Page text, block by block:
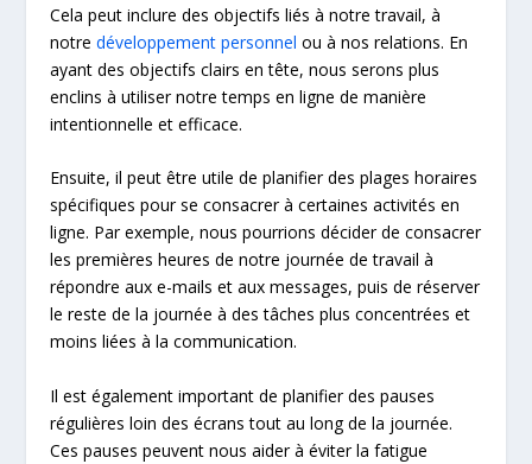
Cela peut inclure des objectifs liés à notre travail, à
notredéveloppement personnel ou à nos relations. En
ayant des objectifs clairs en tête, nous serons plus
enclins à utiliser notre temps en ligne de manière
intentionnelle et efficace.
Ensuite, il peut être utile de planifier des plages horaires
spécifiques pour se consacrer à certaines activités en
ligne. Par exemple, nous pourrions décider de consacrer
les premières heures de notre journée de travail à
répondre aux e-mails et aux messages, puis de réserver
le reste de la journée à des tâches plus concentrées et
moins liées à la communication.
Il est également important de planifier des pauses
régulières loin des écrans tout au long de la journée.
Ces pauses peuvent nous aider à éviter la fatigue